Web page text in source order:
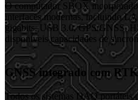
O computador SBOX
interfaces modernas, incluindo
gigabits, USB 3.0, GPS/GNSS,
disponíveis capacidades de
GNSS integrado com RTK
Todos os sistemas DAQ portáteis